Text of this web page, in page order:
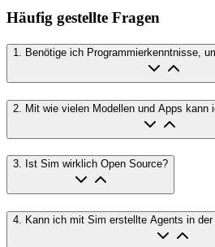
Häufig gestellte Fragen
1 Benötige ich Programmierkenntnisse,
2 Mit wie vielen Modellen und Apps kann
3. Ist Sim wirklich Open Source?
4. Kann ich mit Sim erstellte Agents in